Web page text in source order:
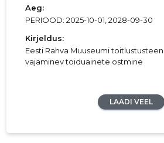
Aeg:
PERIOOD: 2025-10-01, 2028-09-30
Kirjeldus:
Eesti Rahva Muuseumi
vajaminev toiduainete ostmine
LAADI VEEL